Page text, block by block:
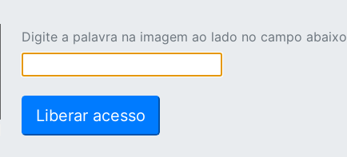
Digite a palavra na imagem ao lado no campo abaixo